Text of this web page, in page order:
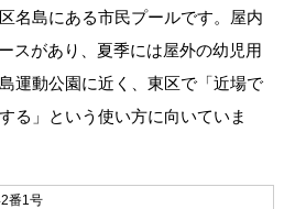
名島にある市民プールです。屋内
スがあり、夏季には屋外の幼児用
運動公園に近く、東区で「近場で
る」という使い方に向いていま
番1号